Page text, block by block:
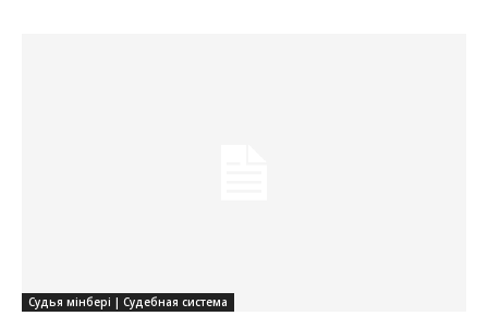
Судья мінбері | Судебная система